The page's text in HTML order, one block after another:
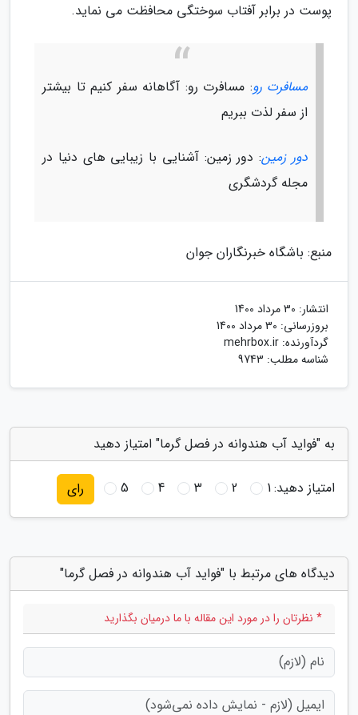
پوست در برابر آفتاب سوختگی محافظت می نماید.
مسافرت رو: مسافرت رو: آگاهانه سفر کنیم تا بیشتر
از سفر لذت ببریم
دور زمین: دور زمین: آشنایی با زیبایی های دنیا در
مجله گردشگری
منبع: باشگاه خبرنگاران جوان
انتشار: 30 مرداد 1400
بروزرسانی: 30 مرداد 1400
گردآورنده: mehrbox.ir
شناسه مطلب: 9743
به "فواید آب هندوانه در فصل گرما" امتیاز دهید
امتیاز دهید:1
2
3
4
5 رای
دیدگاه های مرتبط با "فواید آب هندوانه در فصل گرما"
* نظرتان را در مورد این مقاله با ما درمیان بگذارید